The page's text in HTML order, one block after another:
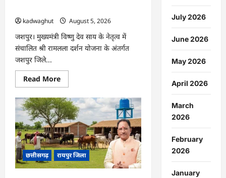
साथ
…
kadwaghut
August 5, 2026
जशपुर। मुख्यमंत्री विष्णु देव साय के नेतृत्व में
संचालित श्री रामलला दर्शन योजना के अंतर्गत
जशपुर जिले...
Read MoreRead
more
CG
:
जशपुर
से
204
श्रद्धालु
प्रभु
रामलला
दर्शन
के
लिए
छत्तीसगढ़ रायपुर जिला
July 2026
June 2026
May 2026
April 2026
March
2026
February
2026
January